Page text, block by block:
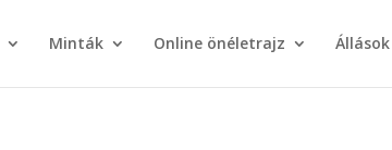
Minták Online önéletrajz Állások